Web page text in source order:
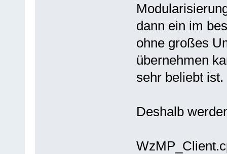
dann ein im
ohne großes
übernehmen
sehr beliebt ist.
Deshalb